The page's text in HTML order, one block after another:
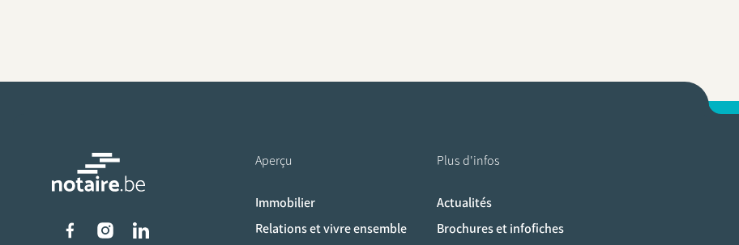
Liens vers les réseaux sociaux
Aperçu
Immobilier
Relations et vivre ensemble
Plus d'infos
Actualités
Brochures et infofiches